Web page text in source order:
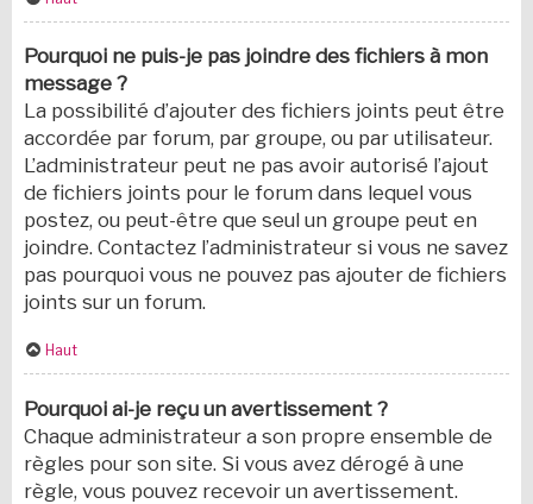
Pourquoi ne puis-je pas joindre des fichiers à mon
message ?
La possibilité d’ajouter des fichiers joints peut être
accordée par forum, par groupe, ou par utilisateur.
L’administrateur peut ne pas avoir autorisé l’ajout
de fichiers joints pour le forum dans lequel vous
postez, ou peut-être que seul un groupe peut en
joindre. Contactez l’administrateur si vous ne savez
pas pourquoi vous ne pouvez pas ajouter de fichiers
joints sur un forum.
Haut
Pourquoi ai-je reçu un avertissement ?
Chaque administrateur a son propre ensemble de
règles pour son site. Si vous avez dérogé à une
règle, vous pouvez recevoir un avertissement.